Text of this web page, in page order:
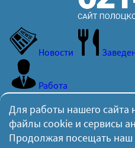
Новости
Работа
Вчера 293 пользователя
независимым
Для работы нашего сайта
файлы cookie и сервисы
Продолжая посещать наш